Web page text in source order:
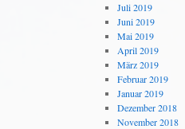
Juli 2019
Juni 2019
Mai 2019
April 2019
März 2019
Februar 2019
Januar 2019
Dezember 2018
November 2018